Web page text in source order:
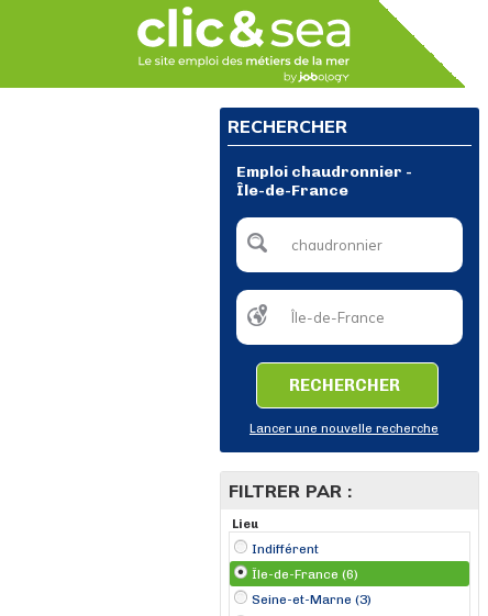
RECHERCHER
Emploi chaudronnier -
Île-de-France
RECHERCHER
Lancer une nouvelle recherche
FILTRER PAR :
Lieu
Indifférent
Île-de-France (6)
Seine-et-Marne (3)